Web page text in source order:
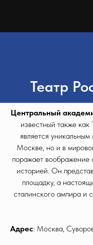
Театр
Центральный
известный также
является
Москве, но и в
поражает воображение
историей. Он
площадку, а
сталинского ампира и
Адрес: Москва,